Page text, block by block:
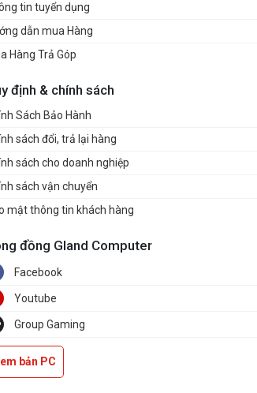
tin tuyển dụng
dẫn mua Hàng
Hàng Trả Góp
định & chính sách
Sách Bảo Hành
sách đổi, trả lại hàng
sách cho doanh nghiệp
sách vận chuyển
mật thông tin khách hàng
đồng Gland Computer
Facebook
Youtube
Group Gaming
bản PC